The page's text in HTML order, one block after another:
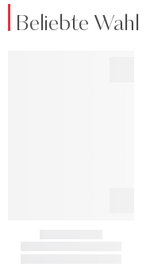
Beliebte Wahl